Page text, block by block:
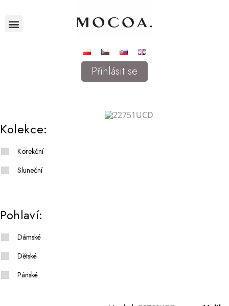
Přihlásit se
Kolekce:
Korekční
Sluneční
Pohlaví:
Dámské
Dětské
Pánské